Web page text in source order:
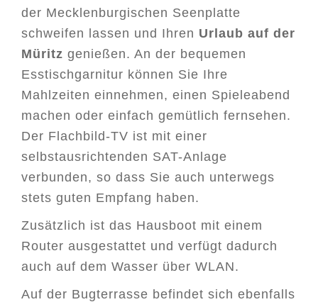
der Mecklenburgischen Seenplatte
schweifen lassen und Ihren Urlaub auf der
Müritz genießen. An der bequemen
Esstischgarnitur können Sie Ihre
Mahlzeiten einnehmen, einen Spieleabend
machen oder einfach gemütlich fernsehen.
Der Flachbild-TV ist mit einer
selbstausrichtenden SAT-Anlage
verbunden, so dass Sie auch unterwegs
stets guten Empfang haben.
Zusätzlich ist das Hausboot mit einem
Router ausgestattet und verfügt dadurch
auch auf dem Wasser über WLAN.
Auf der Bugterrasse befindet sich ebenfalls